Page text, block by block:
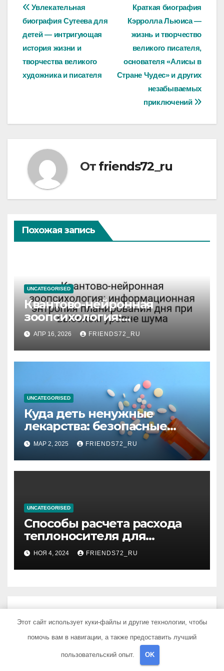
Навигация
по
записям
Краткая биография
Кэрролла Льюиса —
жизнь и творчество
великого писателя,
основателя «Алисы в
Стране Чудес» и других
незабываемых
приключений
Увлекательная
биография Сутеева для
детей — интригующая
история жизни и
творчества великого
художника и писателя
От friends72_ru
Похожая запись
UNCATEGORISED
Квантово-нейронная
зоопсихология:
информационная энтропия
планирования дня при
высоком уровне шума
АПР 16, 2026 FRIENDS72_RU
UNCATEGORISED
Куда деть ненужные
лекарства: безопасные
способы утилизации
МАР 2, 2025 FRIENDS72_RU
UNCATEGORISED
Способы расчета расхода
теплоносителя для
системы отопления
НОЯ 4, 2024 FRIENDS72_RU
Добавить комментарий
Для отправки комментария вам необходимо
авторизоваться.
Этот сайт использует куки-файлы и другие технологии, чтобы
помочь вам в навигации, а также предоставить лучший
пользовательский опыт. OK